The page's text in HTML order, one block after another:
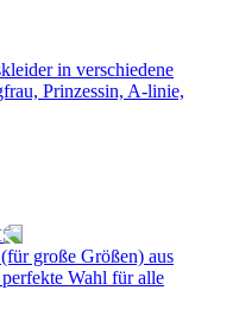
in verschiedene
Prinzessin, A-linie,
große Größen) aus
Wahl für alle